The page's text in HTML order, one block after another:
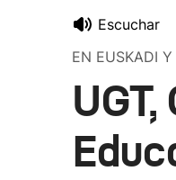
Escuchar
EN EUSKADI Y